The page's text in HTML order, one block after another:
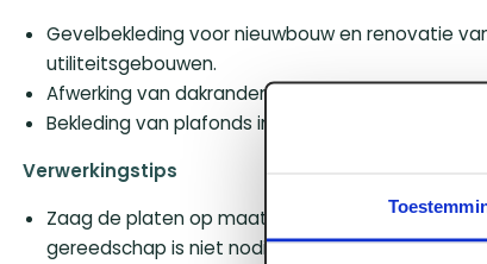
Gevelbekleding voor nieuwbouw en renovatie
utiliteitsgebouwen.
Afwerking van dakranden, boeidelen,
Bekleding van plafonds in buitenlucht, zoals
Verwerkingstips
Zaag de platen op maat met een fijne handzaag
gereedschap is niet nodig.